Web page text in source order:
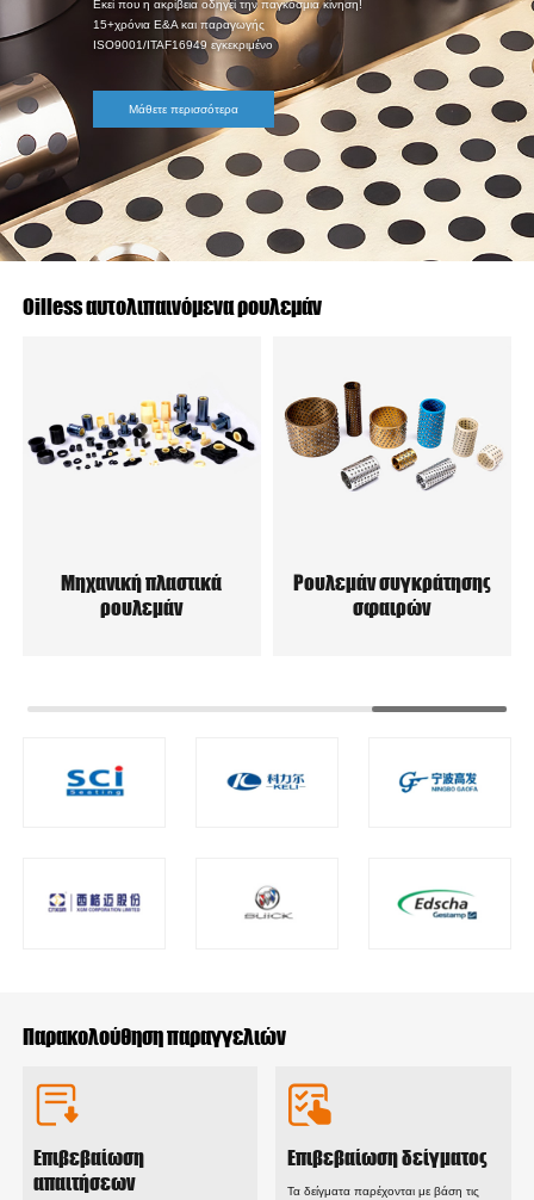
Εκεί που η ακρίβεια οδηγεί την παγκόσμια κίνηση!
15+χρόνια Ε&Α και παραγωγής
ISO9001/ITAF16949 εγκεκριμένο
Μάθετε περισσότερα
Oilless αυτολιπαινόμενα ρουλεμάν
Μηχανική πλαστικά
ρουλεμάν
Ρουλεμάν συγκράτησης
σφαιρών
Παρακολούθηση παραγγελιών
Επιβεβαίωση
απαιτήσεων
Επιβεβαίωση δείγματος
Τα δείγματα παρέχονται με βάση τις